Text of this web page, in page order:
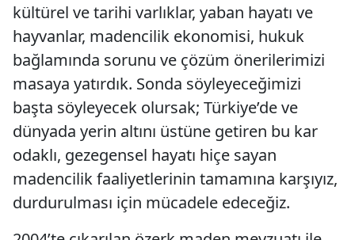
kültürel ve tarihi varlıklar, yaban hayatı ve
hayvanlar, madencilik ekonomisi, hukuk
bağlamında sorunu ve çözüm önerilerimizi
masaya yatırdık. Sonda söyleyeceğimizi
başta söyleyecek olursak; Türkiye’de ve
dünyada yerin altını üstüne getiren bu kar
odaklı, gezegensel hayatı hiçe sayan
madencilik faaliyetlerinin tamamına karşıyız,
durdurulması için mücadele edeceğiz.